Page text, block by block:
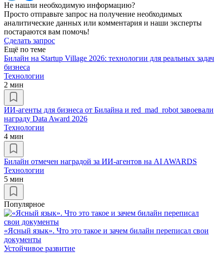
Не нашли необходимую информацию?
Просто отправьте запрос на получение необходимых
аналитические данных или комментария и наши эксперты
постараются вам помочь!
Сделать запрос
Ещё по теме
Билайн на Startup Village 2026: технологии для реальных задач
бизнеса
Технологии
2 мин
ИИ-агенты для бизнеса от Билайна и red_mad_robot завоевали
награду Data Award 2026
Технологии
4 мин
Билайн отмечен наградой за ИИ-агентов на AI AWARDS
Технологии
5 мин
Популярное
«Ясный язык». Что это такое и зачем билайн переписал свои
документы
Устойчивое развитие